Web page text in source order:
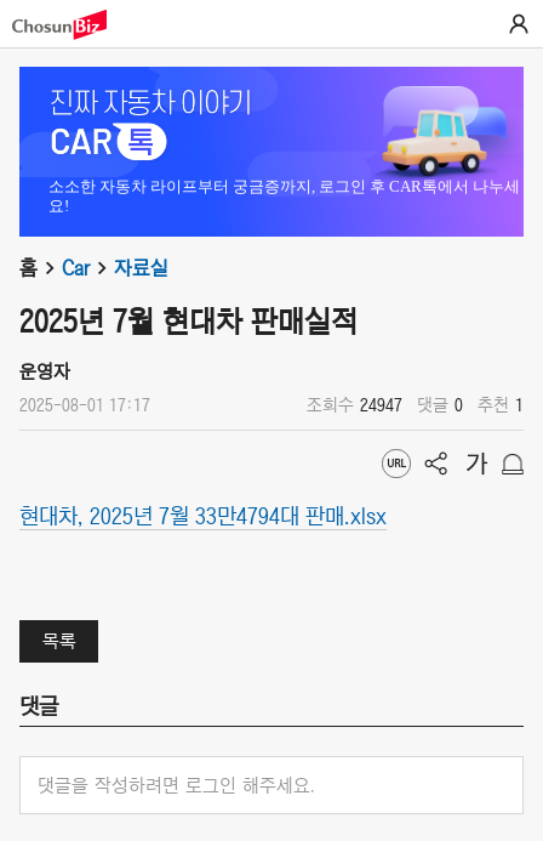
소소한 자동차 라이프부터 궁금증까지, 로그인 후 CAR톡에서 나누세
요!
홈 Car 자료실
2025년 7월 현대차 판매실적
운영자
2025-08-01 17:17 조회수 24947 댓글 0 추천 1
현대차, 2025년 7월 33만4794대 판매.xlsx
목록
댓글
댓글을 작성하려면 로그인 해주세요.